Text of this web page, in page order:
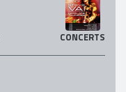
CONCERTS